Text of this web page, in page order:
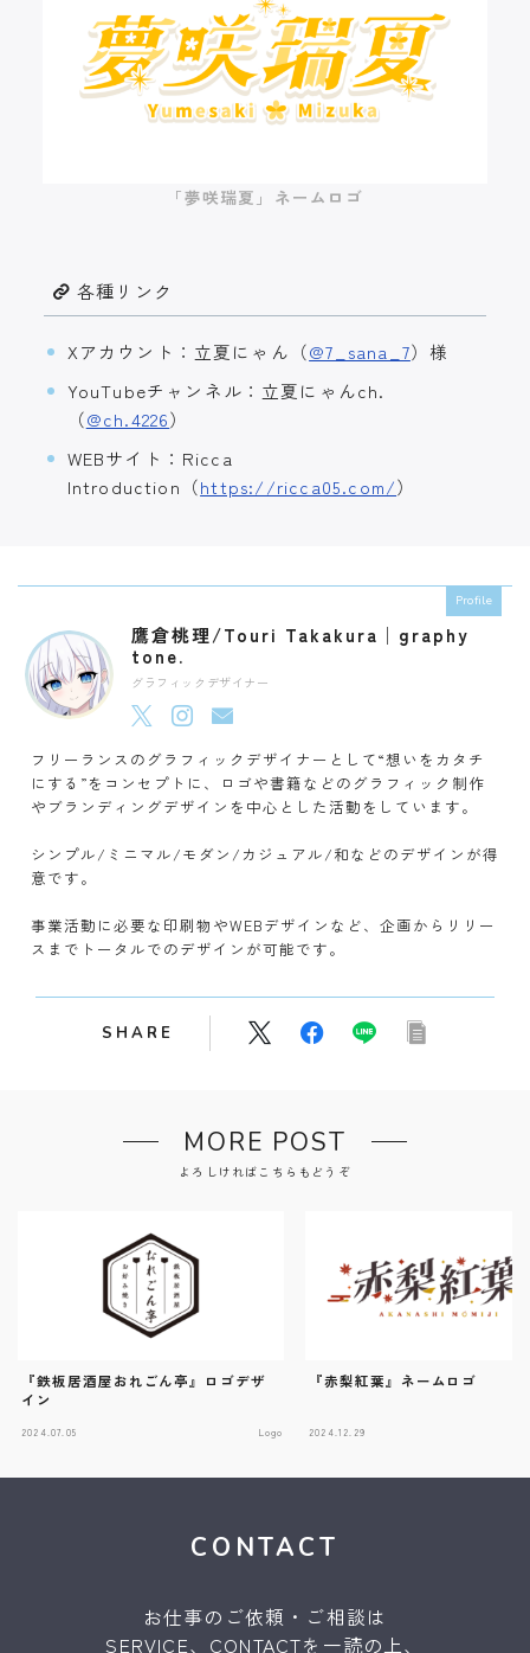
「夢咲瑞夏」ネームロゴ
各種リンク
Xアカウント：立夏にゃん（@7_sana_7）様
YouTubeチャンネル：立夏にゃんch.
（@ch.4226）
WEBサイト：Ricca
Introduction（https://ricca05.com/）
Profile
鷹倉桃理/Touri Takakura│graphy
tone.
グラフィックデザイナー
フリーランスのグラフィックデザイナーとして“想いをカタチ
にする”をコンセプトに、ロゴや書籍などのグラフィック制作
やブランディングデザインを中心とした活動をしています。
シンプル/ミニマル/モダン/カジュアル/和などのデザインが得
意です。
事業活動に必要な印刷物やWEBデザインなど、企画からリリー
スまでトータルでのデザインが可能です。
SHARE
MORE POST
よろしければこちらもどうぞ
『鉄板居酒屋おれごん亭』ロゴデザ
イン
2024.07.05 Logo
『赤梨紅葉』ネームロゴ
2024.12.29
CONTACT
お仕事のご依頼・ご相談は
SERVICE、CONTACTを一読の上、